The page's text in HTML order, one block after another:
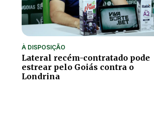
À DISPOSIÇÃO
Lateral recém-contratado pode
estrear pelo Goiás contra o
Londrina